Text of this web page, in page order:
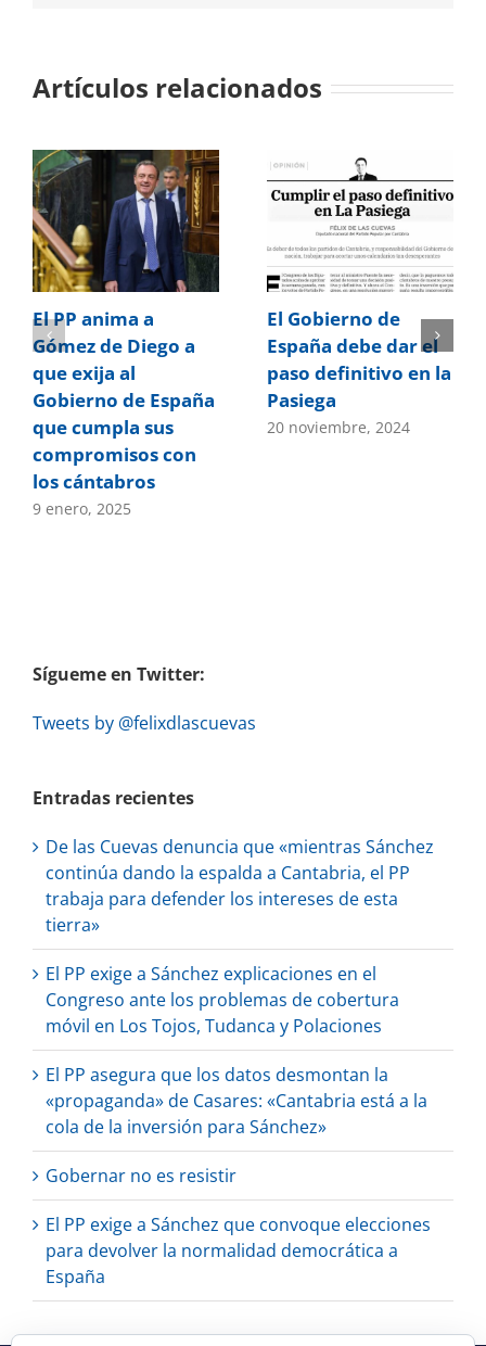
Artículos relacionados
El PP anima a
Gómez de Diego a
que exija al
Gobierno de España
que cumpla sus
compromisos con
los cántabros
9 enero, 2025
El Gobierno de
España debe dar el
paso definitivo en la
Pasiega
20 noviembre, 2024
Sígueme en Twitter:
Tweets by @felixdlascuevas
Entradas recientes
De las Cuevas denuncia que «mientras Sánchez
continúa dando la espalda a Cantabria, el PP
trabaja para defender los intereses de esta
tierra»
El PP exige a Sánchez explicaciones en el
Congreso ante los problemas de cobertura
móvil en Los Tojos, Tudanca y Polaciones
El PP asegura que los datos desmontan la
«propaganda» de Casares: «Cantabria está a la
cola de la inversión para Sánchez»
Gobernar no es resistir
El PP exige a Sánchez que convoque elecciones
para devolver la normalidad democrática a
España